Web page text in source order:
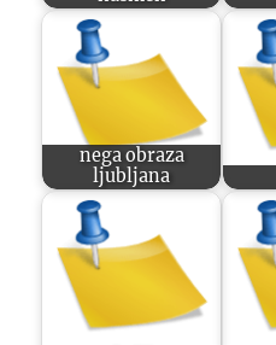
nega obraza
ljubljana